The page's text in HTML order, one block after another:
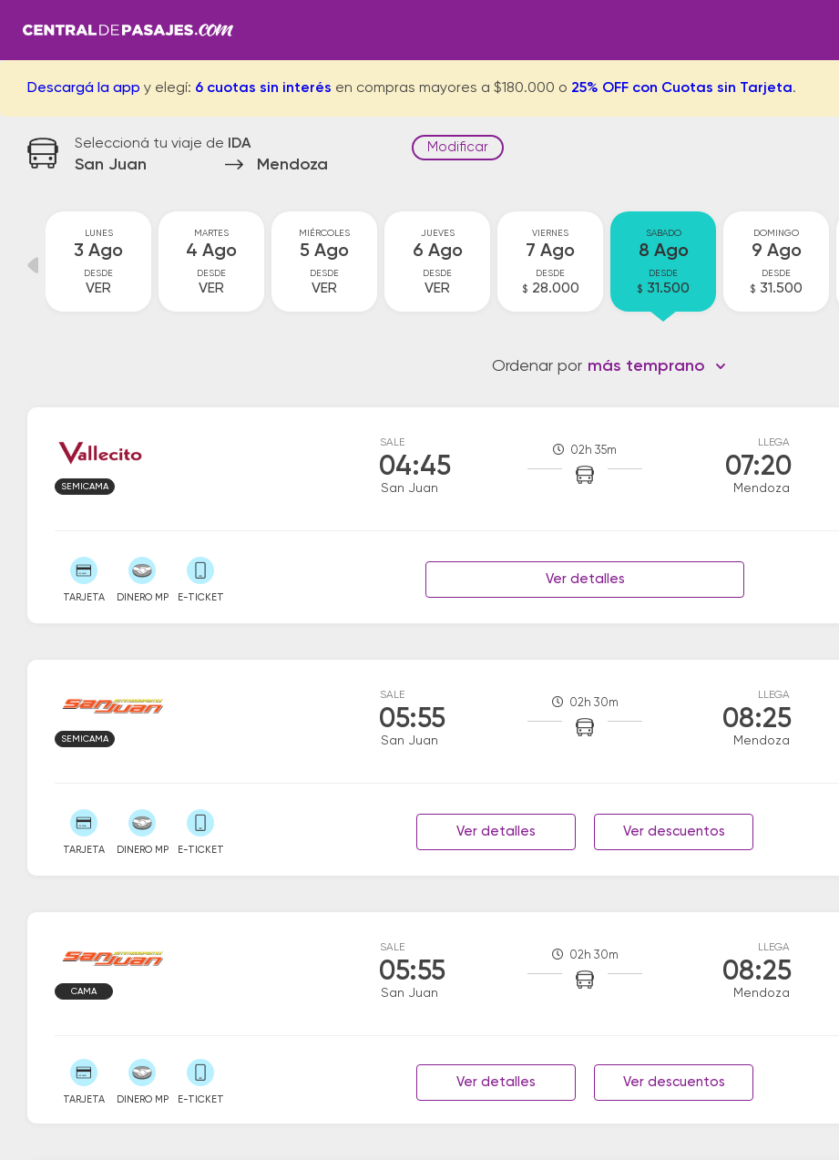
Descargá la app y elegí: 6 cuotas sin interés en compras mayores a $180.000 o 25% OFF con Cuotas sin Tarjeta.
Seleccioná tu viaje de IDA
San Juan Mendoza
Modificar
LUNES
3 Ago
DESDE
VER
MARTES
4 Ago
DESDE
VER
MIÉRCOLES
5 Ago
DESDE
VER
JUEVES
6 Ago
DESDE
VER
VIERNES
7 Ago
DESDE
$ 28.000
SABADO
8 Ago
DESDE
$ 31.500
DOMINGO
9 Ago
DESDE
$ 31.500
Ordenar por más temprano
SALE
04:45
San Juan
02h 35m
LLEGA
07:20
Mendoza
SEMICAMA
TARJETA DINERO MP E-TICKET
Ver detalles
SALE
05:55
San Juan
02h 30m
LLEGA
08:25
Mendoza
SEMICAMA
TARJETA DINERO MP E-TICKET
Ver detalles Ver descuentos
SALE
05:55
San Juan
02h 30m
LLEGA
08:25
Mendoza
CAMA
TARJETA DINERO MP E-TICKET
Ver detalles Ver descuentos